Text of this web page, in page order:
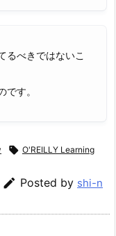
るべきではないこ
す。
 O'REILLY Learning
 Posted by shi-n